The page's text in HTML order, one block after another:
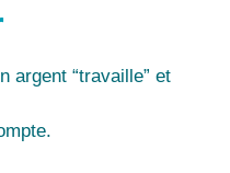
argent “travaille” et